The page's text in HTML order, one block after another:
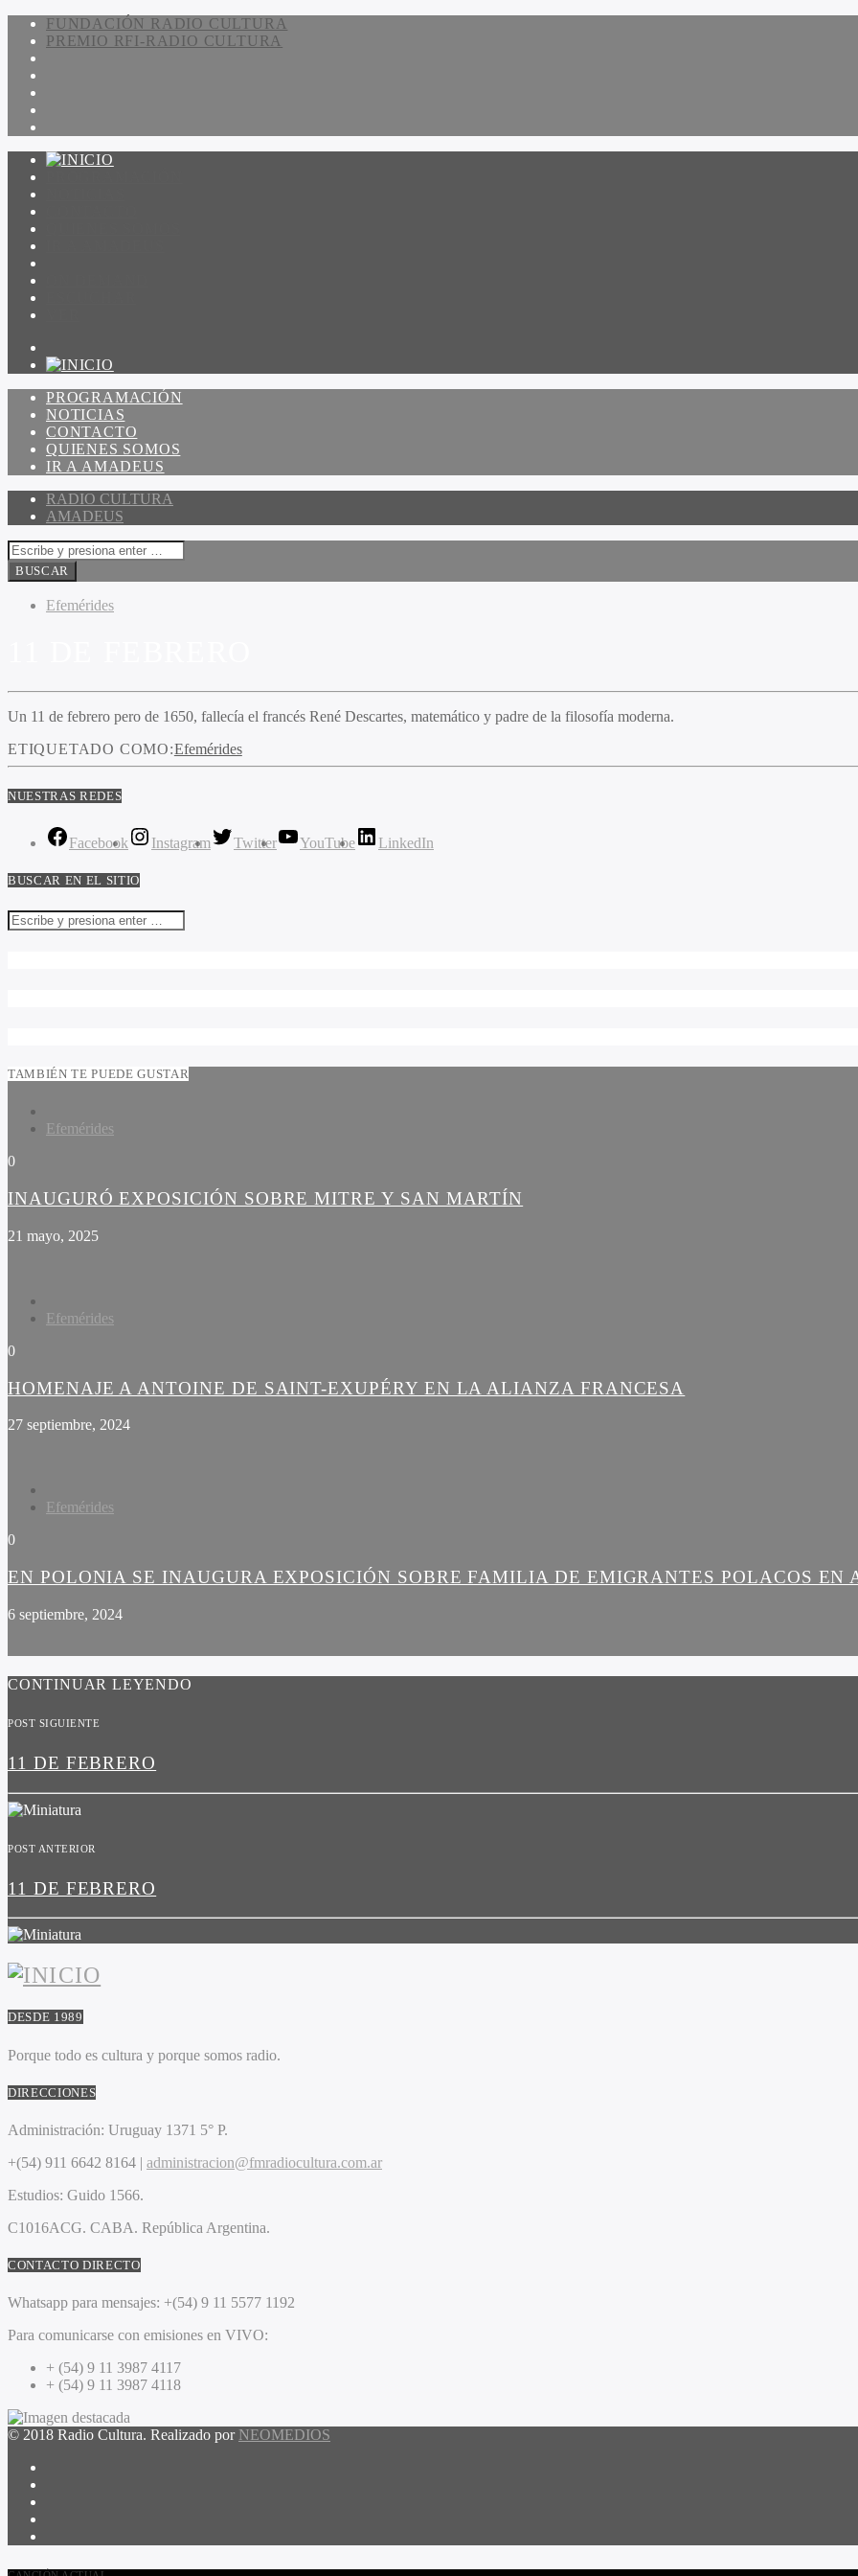
FUNDACIÓN RADIO CULTURA
PREMIO RFI-RADIO CULTURA
PROGRAMACIÓN
NOTICIAS
CONTACTO
QUIENES SOMOS
IR A AMADEUS
RADIO CULTURA
AMADEUS
Efemérides
Un 11 de febrero pero de 1650, fallecía el francés René Descartes, matemático y padre de la filosofía moderna.
ETIQUETADO COMO:Efemérides
NUESTRAS REDES
Facebook Instagram Twitter YouTube LinkedIn
BUSCAR EN EL SITIO
TAMBIÉN TE PUEDE GUSTAR
Efemérides
0
INAUGURÓ EXPOSICIÓN SOBRE MITRE Y SAN MARTÍN
21 mayo, 2025
Efemérides
0
HOMENAJE A ANTOINE DE SAINT-EXUPÉRY EN LA ALIANZA FRANCESA
27 septiembre, 2024
Efemérides
0
EN POLONIA SE INAUGURA EXPOSICIÓN SOBRE FAMILIA DE EMIGRANTES POLACOS EN
6 septiembre, 2024
CONTINUAR LEYENDO
POST SIGUIENTE
11 DE FEBRERO
POST ANTERIOR
11 DE FEBRERO
DESDE 1989
Porque todo es cultura y porque somos radio.
DIRECCIONES
Administración: Uruguay 1371 5° P.
+(54) 911 6642 8164 | administracion@fmradiocultura.com.ar
Estudios: Guido 1566.
C1016ACG. CABA. República Argentina.
CONTACTO DIRECTO
Whatsapp para mensajes: +(54) 9 11 5577 1192
Para comunicarse con emisiones en VIVO:
+ (54) 9 11 3987 4117
+ (54) 9 11 3987 4118
© 2018 Radio Cultura. Realizado por NEOMEDIOS